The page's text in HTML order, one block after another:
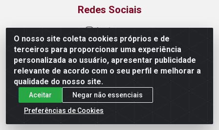
O nosso site coleta cookies próprios e de
terceiros para proporcionar uma experiência
personalizada ao usuário, apresentar publicidade
relevante de acordo com o seu perfil e melhorar a
qualidade do nosso site.
Aceitar
Negar não essenciais
Preferências de Cookies
Redes Sociais
Instagram
Facebook
Linkedin
Formas de Pagamento